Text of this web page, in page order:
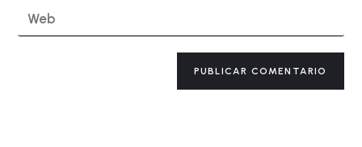
para
correo
electrónico
URL